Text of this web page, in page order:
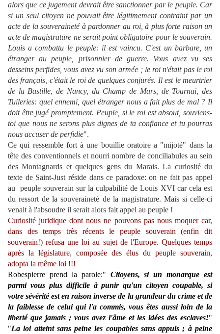
alors que ce jugement devrait être sanctionner par le peuple. Car
si un seul citoyen ne pouvait être légitimement contraint par un
acte de la souveraineté à pardonner au roi, à plus forte raison un
acte de magistrature ne serait point obligatoire pour le souverain.
Louis a combattu le peuple: il est vaincu. C'est un barbare, un
étranger au peuple, prisonnier de guerre. Vous avez vu ses
desseins perfides, vous avez vu son armée ; le roi n'était pas le roi
des français, c'était le roi de quelques conjurés. Il est le meurtrier
de la Bastille, de Nancy, du Champ de Mars, de Tournai, des
Tuileries: quel ennemi, quel étranger nous a fait plus de mal ? Il
doit être jugé promptement. Peuple, si le roi est absout, souviens-
toi que nous ne serons plus dignes de ta confiance et tu pourras
nous accuser de perfidie".
Ce qui ressemble fort à une bouillie oratoire a "mijoté" dans la
tête des conventionnels et nourri nombre de conciliabules au sein
des Montagnards et quelques gens du Marais. La curiosité du
texte de Saint-Just réside dans ce paradoxe: on ne fait pas appel
au peuple souverain sur la culpabilité de Louis XVI car cela est
du ressort de la souveraineté de la magistrature. Mais si celle-ci
venait à l'absoudre il serait alors fait appel au peuple !
Curiosité juridique dont nous ne pouvons pas nous moquer car,
dans des temps très récents le peuple souverain (enfin dit
souverain!) refusa une loi au sujet de l'Europe. Quelques temps
après la législature, composée des élus du peuple souverain,
adopta la même loi !!!
Robespierre prend la parole:" Citoyens, si un monarque est
parmi vous plus difficile à punir qu'un citoyen coupable, si
votre sévérité est en raison inverse de la grandeur du crime et de
la faiblesse de celui qui l'a commis, vous êtes aussi loin de la
liberté que jamais ; vous avez l'âme et les idées des esclaves!"
"La loi atteint sans peine les coupables sans appuis ; à peine